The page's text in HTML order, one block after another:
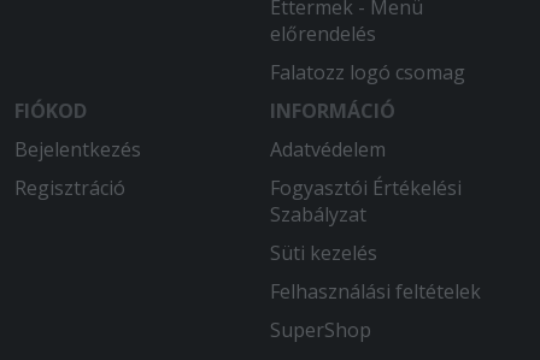
Éttermek - Menü
előrendelés
Falatozz logó csomag
FIÓKOD
Bejelentkezés
Regisztráció
INFORMÁCIÓ
Adatvédelem
Fogyasztói Értékelési
Szabályzat
Süti kezelés
Felhasználási feltételek
SuperShop